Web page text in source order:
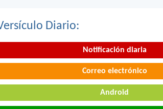
Diario:
Notificación diaria
Correo electrónico
Android